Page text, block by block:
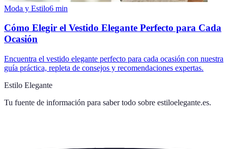
Moda y Estilo6 min
Cómo Elegir el Vestido Elegante Perfecto para Cada
Ocasión
Encuentra el vestido elegante perfecto para cada ocasión con nuestra
guía práctica, repleta de consejos y recomendaciones expertas.
Estilo Elegante
Tu fuente de información para saber todo sobre estiloelegante.es.